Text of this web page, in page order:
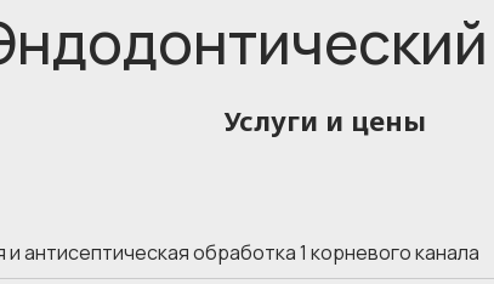
Услуги и цены
антисептическая обработка 1 корневого канала